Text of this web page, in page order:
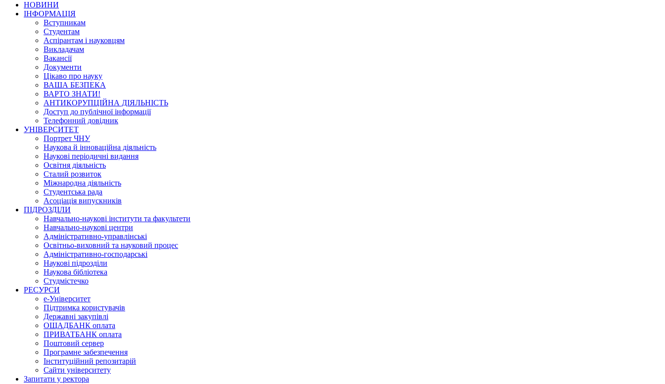
НОВИНИ
ІНФОРМАЦІЯ
Вступникам
Студентам
Аспірантам і науковцям
Викладачам
Вакансії
Документи
Цікаво про науку
ВАША БЕЗПЕКА
ВАРТО ЗНАТИ!
АНТИКОРУПЦІЙНА ДІЯЛЬНІСТЬ
Доступ до публічної інформації
Телефонний довідник
УНІВЕРСИТЕТ
Портрет ЧНУ
Наукова й інноваційна діяльність
Наукові періодичні видання
Освітня діяльність
Сталий розвиток
Міжнародна діяльність
Студентська рада
Асоціація випускників
ПІДРОЗДІЛИ
Навчально-наукові інститути та факультети
Навчально-наукові центри
Адміністративно-управлінські
Освітньо-виховний та науковий процес
Адміністративно-господарські
Наукові підрозділи
Наукова бібліотека
Студмістечко
РЕСУРСИ
е-Університет
Підтримка користувачів
Державні закупівлі
ОЩАДБАНК оплата
ПРИВАТБАНК оплата
Поштовий сервер
Програмне забезпечення
Інституційний репозитарій
Сайти університету
Запитати у ректора